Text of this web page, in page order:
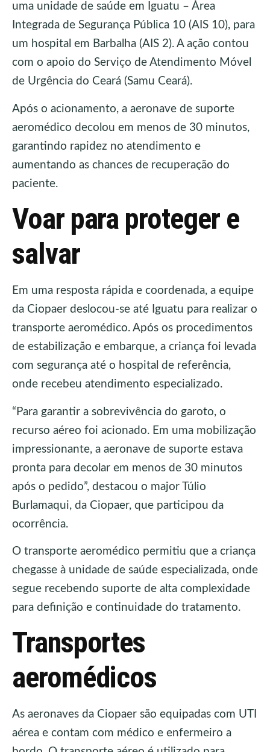
uma unidade de saúde em Iguatu – Área
Integrada de Segurança Pública 10 (AIS 10), para
um hospital em Barbalha (AIS 2). A ação contou
com o apoio do Serviço de Atendimento Móvel
de Urgência do Ceará (Samu Ceará).
Após o acionamento, a aeronave de suporte
aeromédico decolou em menos de 30 minutos,
garantindo rapidez no atendimento e
aumentando as chances de recuperação do
paciente.
Voar para proteger e
salvar
Em uma resposta rápida e coordenada, a equipe
da Ciopaer deslocou-se até Iguatu para realizar o
transporte aeromédico. Após os procedimentos
de estabilização e embarque, a criança foi levada
com segurança até o hospital de referência,
onde recebeu atendimento especializado.
“Para garantir a sobrevivência do garoto, o
recurso aéreo foi acionado. Em uma mobilização
impressionante, a aeronave de suporte estava
pronta para decolar em menos de 30 minutos
após o pedido”, destacou o major Túlio
Burlamaqui, da Ciopaer, que participou da
ocorrência.
O transporte aeromédico permitiu que a criança
chegasse à unidade de saúde especializada, onde
segue recebendo suporte de alta complexidade
para definição e continuidade do tratamento.
Transportes
aeromédicos
As aeronaves da Ciopaer são equipadas com UTI
aérea e contam com médico e enfermeiro a